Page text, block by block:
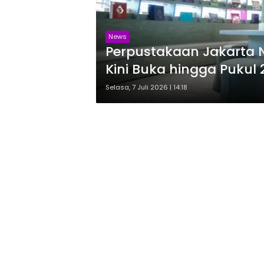
News
Perpustakaan Jakarta
Kini Buka hingga Pukul
Selasa, 7 Juli 2026 | 14:18